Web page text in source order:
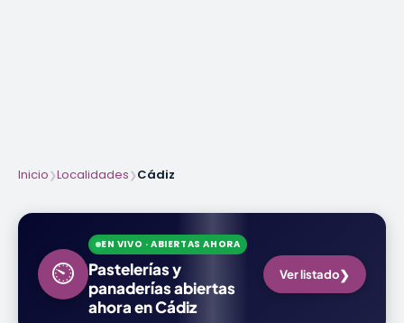
Inicio❯Localidades❯Cádiz
⏲
EN VIVO · ABIERTAS AHORA
Pastelerías y
panaderías abiertas
ahora en Cádiz
Ver listado❯